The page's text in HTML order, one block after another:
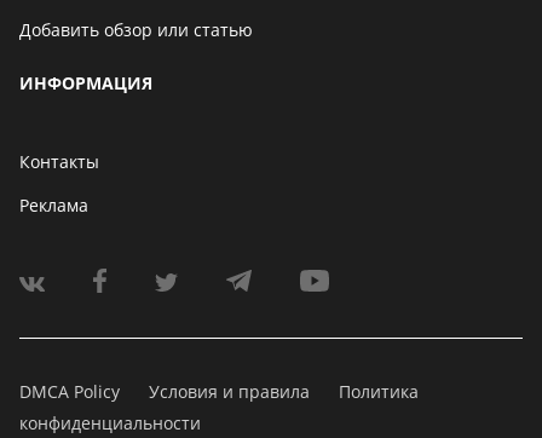
Добавить обзор или статью
ИНФОРМАЦИЯ
Контакты
Реклама
DMCA Policy Условия и правила
Политика
конфиденциальности